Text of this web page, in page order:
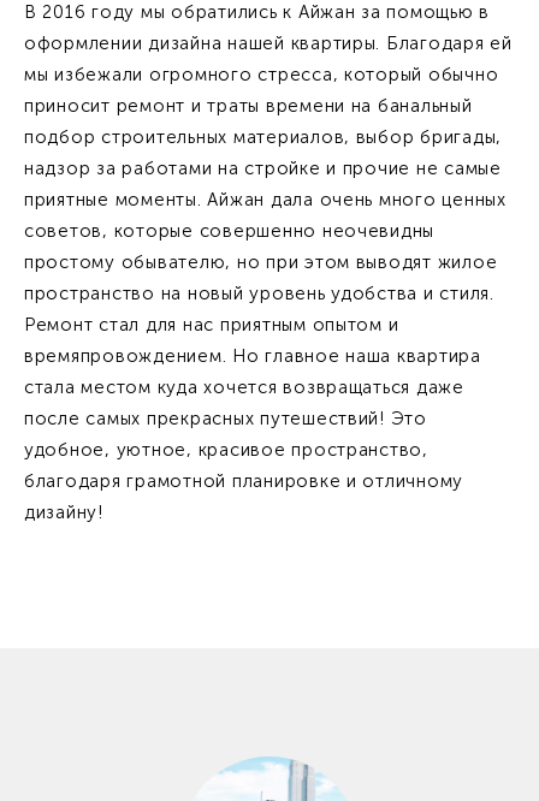
В 2016 году мы обратились к Айжан за помощью в
оформлении дизайна нашей квартиры. Благодаря ей
мы избежали огромного стресса, который обычно
приносит ремонт и траты времени на банальный
подбор строительных материалов, выбор бригады,
надзор за работами на стройке и прочие не самые
приятные моменты. Айжан дала очень много ценных
советов, которые совершенно неочевидны
простому обывателю, но при этом выводят жилое
пространство на новый уровень удобства и стиля.
Ремонт стал для нас приятным опытом и
времяпровождением. Но главное наша квартира
стала местом куда хочется возвращаться даже
после самых прекрасных путешествий! Это
удобное, уютное, красивое пространство,
благодаря грамотной планировке и отличному
дизайну!